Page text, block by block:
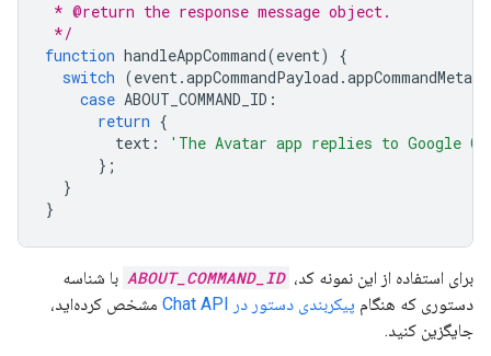
* @return the response message object.
*/
function handleAppCommand(event)
{
switch (event.appCommandPayload .
case ABOUT_COMMAND_ID :
return {
text :
'The Avatar app replies to Google
};
}
}
برای استفاده از این نمونه کد، ABOUT_COMMAND_ID با شناسه
دستوری که هنگام پیکربندی دستور در Chat API
مشخص کرده‌اید،
جایگزین کنید.